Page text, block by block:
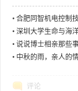
• 合肥同智机电控制
后研究员招聘简章
• 深圳大学生命与海
码RNA与心血管疾病
人员招聘
• 说说博士相亲那些
• 中秋的雨，亲人的
评论